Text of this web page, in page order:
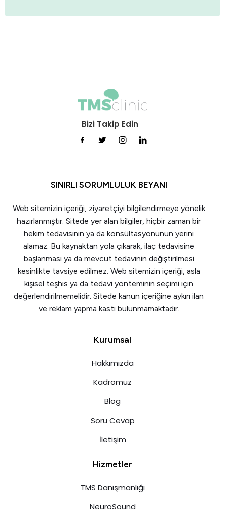
Bizi Takip Edin
SINIRLI SORUMLULUK BEYANI
Web sitemizin içeriği, ziyaretçiyi bilgilendirmeye yönelik
hazırlanmıştır. Sitede yer alan bilgiler, hiçbir zaman bir
hekim tedavisinin ya da konsültasyonunun yerini
alamaz. Bu kaynaktan yola çıkarak, ilaç tedavisine
başlanması ya da mevcut tedavinin değiştirilmesi
kesinlikte tavsiye edilmez. Web sitemizin içeriği, asla
kişisel teşhis ya da tedavi yönteminin seçimi için
değerlendirilmemelidir. Sitede kanun içeriğine aykırı ilan
ve reklam yapma kastı bulunmamaktadır.
Kurumsal
Hakkımızda
Kadromuz
Blog
Soru Cevap
İletişim
Hizmetler
TMS Danışmanlığı
NeuroSound